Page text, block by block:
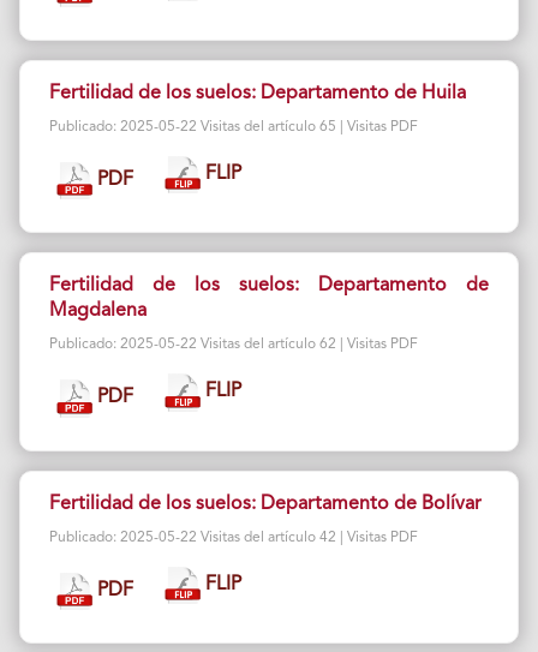
Fertilidad de los suelos: Departamento de Huila
Publicado: 2025-05-22 Visitas del artículo 65 | Visitas PDF
PDF FLIP
Fertilidad de los suelos: Departamento de
Magdalena
Publicado: 2025-05-22 Visitas del artículo 62 | Visitas PDF
PDF FLIP
Fertilidad de los suelos: Departamento de Bolívar
Publicado: 2025-05-22 Visitas del artículo 42 | Visitas PDF
PDF FLIP